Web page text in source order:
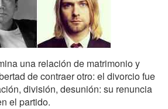
una relación de matrimonio y
de contraer otro: el divorcio fue
división, desunión: su renuncia
el partido.